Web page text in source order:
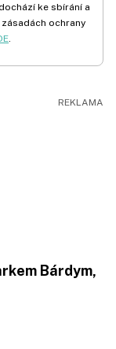
ke sbírání a
ochrany
.
Bárdym,